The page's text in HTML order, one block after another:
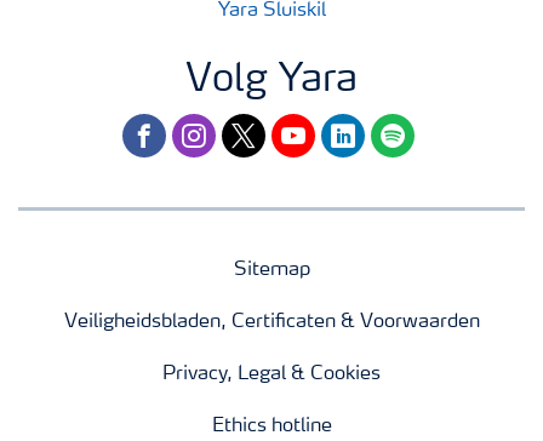
Yara Sluiskil
Volg Yara
facebookinstagram
twitteryoutubelinkedinspotify
Sitemap
Veiligheidsbladen, Certificaten & Voorwaarden
Privacy, Legal & Cookies
Ethics hotline